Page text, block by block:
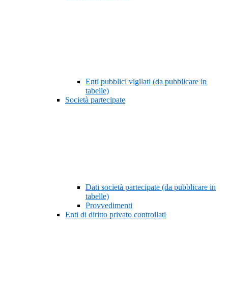
Enti pubblici vigilati (da pubblicare in
tabelle)
Società partecipate
Dati società partecipate (da pubblicare in
tabelle)
Provvedimenti
Enti di diritto privato controllati